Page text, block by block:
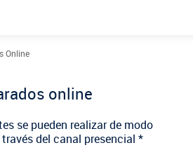
Online
online
se pueden realizar de modo
del canal presencial *